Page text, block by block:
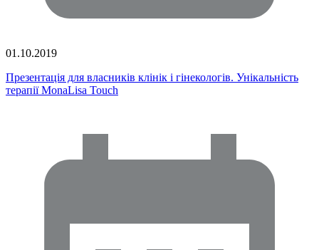
01.10.2019
Презентація для власників клінік і гінекологів. Унікальність
терапії MonaLisa Touch